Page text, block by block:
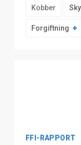
Kobber
Forgiftning
FFI-RAPPORT